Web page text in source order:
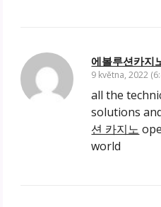
에볼루션카지
9 května, 2022
all the
solutions
션 카지노
world